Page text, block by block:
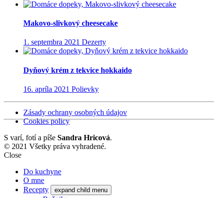
Makovo-slivkový cheesecake
1. septembra 2021 Dezerty
Dyňový krém z tekvice hokkaido
16. apríla 2021 Polievky
Zásady ochrany osobných údajov
Cookies policy
S varí, fotí a píše Sandra Hricová.
© 2021 Všetky práva vyhradené.
Close
Do kuchyne
O mne
Recepty
expand child menu